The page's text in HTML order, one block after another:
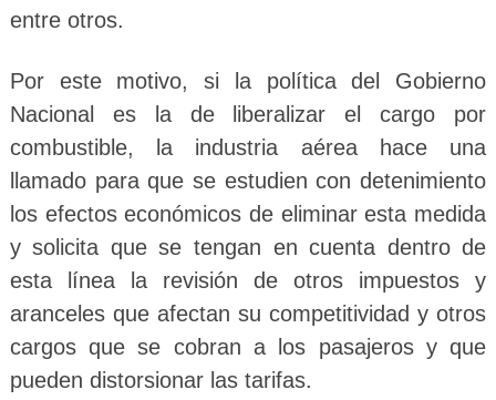
entre otros.
Por este motivo, si la política del Gobierno
Nacional es la de liberalizar el cargo por
combustible, la industria aérea hace una
llamado para que se estudien con detenimiento
los efectos económicos de eliminar esta medida
y solicita que se tengan en cuenta dentro de
esta línea la revisión de otros impuestos y
aranceles que afectan su competitividad y otros
cargos que se cobran a los pasajeros y que
pueden distorsionar las tarifas.